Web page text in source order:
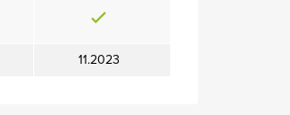
11.2023